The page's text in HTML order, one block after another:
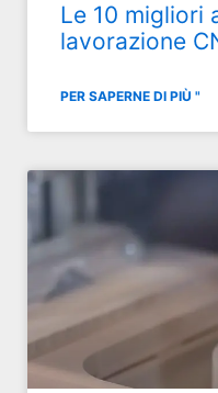
Le 10 migliori
lavorazione
PER SAPERNE DI PIÙ "